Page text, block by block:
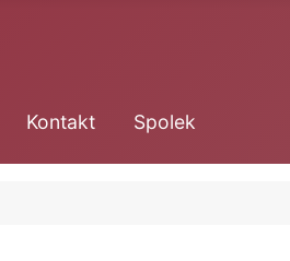
Kontakt Spolek